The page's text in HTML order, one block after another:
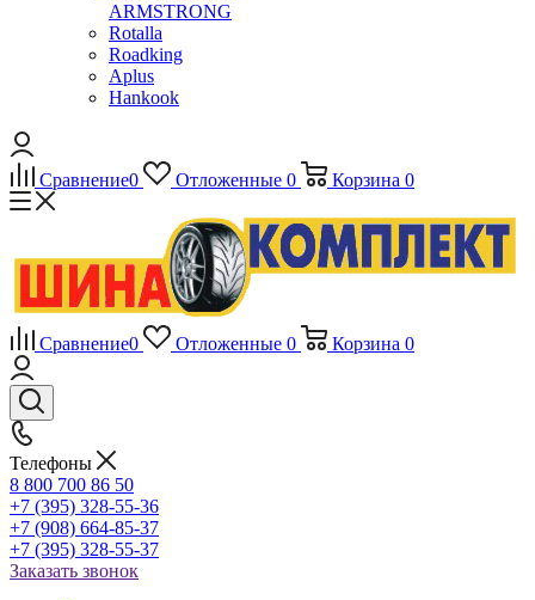
ARMSTRONG
Rotalla
Roadking
Aplus
Hankook
Сравнение0 Отложенные 0 Корзина 0
Сравнение0 Отложенные 0 Корзина 0
Телефоны
8 800 700 86 50
+7 (395) 328-55-36
+7 (908) 664-85-37
+7 (395) 328-55-37
Заказать звонок